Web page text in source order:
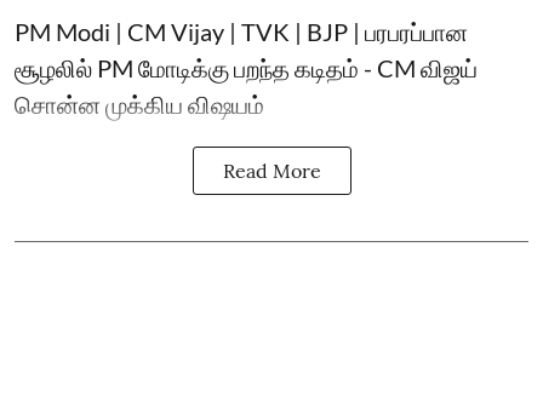
PM Modi | CM Vijay | TVK | BJP | பரபரப்பான
சூழலில் PM மோடிக்கு பறந்த கடிதம் - CM விஜய்
சொன்ன முக்கிய விஷயம்
Read More